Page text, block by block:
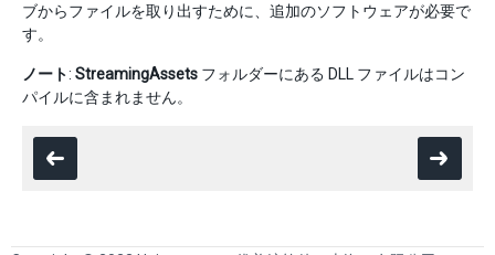
ブからファイルを取り出すために、追加のソフトウェアが必要で
す。
ノート: StreamingAssets フォルダーにある DLL ファイルはコン
パイルに含まれません。